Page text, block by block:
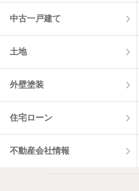
中古一戸建て
土地
外壁塗装
住宅ローン
不動産会社情報